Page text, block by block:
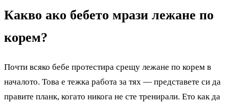
Какво ако бебето мрази лежане по
корем?
Почти всяко бебе протестира срещу лежане по корем в
началото. Това е тежка работа за тях — представете си да
правите планк, когато никога не сте тренирали. Ето как да